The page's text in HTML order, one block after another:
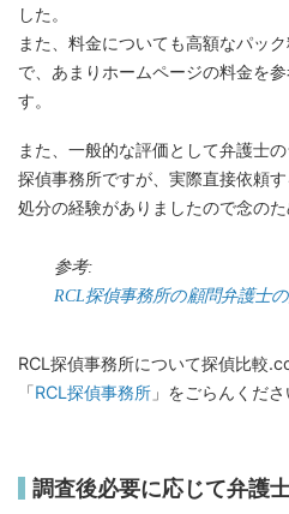
した。
また、料金についても高額なパッ
で、あまりホームページの料金を
す。
また、一般的な評価として弁護士
探偵事務所ですが、実際直接依頼
処分の経験がありましたので念のた
参考:
RCL探偵事務所の顧問弁護士
RCL探偵事務所について探偵比較
「RCL探偵事務所 」をごらんくださ
調査後必要に応じて弁護